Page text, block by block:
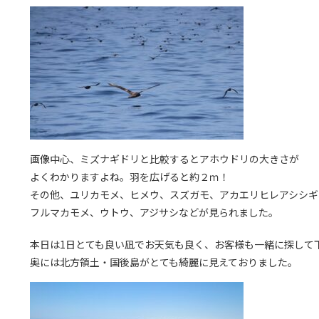
画像中心、ミズナギドリと比較するとアホウドリの大きさが
よくわかりますよね。羽を広げると約２ｍ！
その他、ユリカモメ、ヒメウ、スズガモ、アカエリヒレアシシギ
フルマカモメ、ウトウ、アジサシなどが見られました。
本日は1日とても良い凪でお天気も良く、お客様も一緒に探して
奥には北方領土・国後島がとても綺麗に見えておりました。